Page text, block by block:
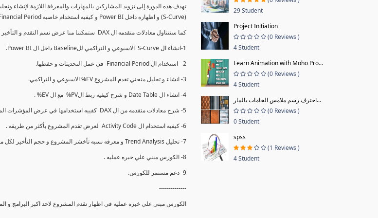
(S-Curve) و اظهاره داخل Power BI و كيفيه استخدام خاصيه Financial Period داهل البريماف
كما سنتناول معادلات متقدمه ال DAX ستمكننا منا عرض نسم التقدم و التأخير في المشروع و اي الاقسام اكثر تأخيرا , كل هذا بشكل تفاعلي و محدث باستمرار.
1-انشاء ال S-Curve الاسبوعي و التراكمي للBaseline داخل ال Power BI.
2- استخدام ال Financial Period في عمل التحديثات و حفظها.
3- انشاء و تحليل منحني تقدم المشروع EV% الاسبوعي و التراكمي.
4- انشاء ال Date Table و شرح كيفيه ربط الPV% مع ال EV% .
5- شرح معادلات متقدمه من ال DAX كفييه استخدامها في عرض المؤشرات المشروع (KPIs) بشكل دقيق.
6- كيفيه استخدام ال Activity Code لعرض تقدم المشروع بأكثر من طريقه .
7- تحليل Trend Analysis و معرفه نسبه تأخشر المشروع و حجم التأخير لكل منطقه في المشروع .
8- الكورس مبني علي خبره عمليه .
9- دعم مستمر للكورس.
--------------
الكورس مبني علي خبره عمليه في اظهار تقدم المشروع لاحد اكبر البرامج و
29 Student
Project Initiation
(0 Reviews )
4 Student
Learn Animation with Moho Pro...
(0 Reviews )
4 Student
احترف رسم ملامس الخامات بالمار...
(0 Reviews )
0 Student
spss
(1 Reviews )
4 Student